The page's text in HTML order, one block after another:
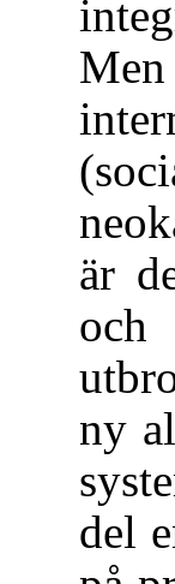
är
och
ny
del